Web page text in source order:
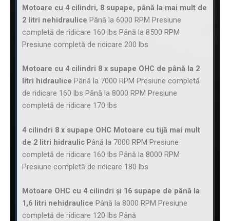
Motoare cu 4 cilindri, 8 supape, până la mai mult de
2 litri nehidraulice Până la 6000 RPM Presiune
completă de ridicare 160 lbs Până la 8500 RPM
Presiune completă de ridicare 200 lbs
Motoare cu 4 cilindri 8 x supape OHC de până la 2
litri hidraulice Până la 7000 RPM Presiune completă
de ridicare 160 lbs Până la 8000 RPM Presiune
completă de ridicare 170 lbs
4 cilindri 8 x supape OHC Motoare cu tijă mai mult
de 2 litri hidraulic Până la 7000 RPM Presiune
completă de ridicare 160 lbs Până la 8000 RPM
Presiune completă de ridicare 180 lbs
Motoare OHC cu 4 cilindri și 16 supape de până la
1,6 litri nehidraulice Până la 8000 RPM Presiune
completă de ridicare 120 lbs Până